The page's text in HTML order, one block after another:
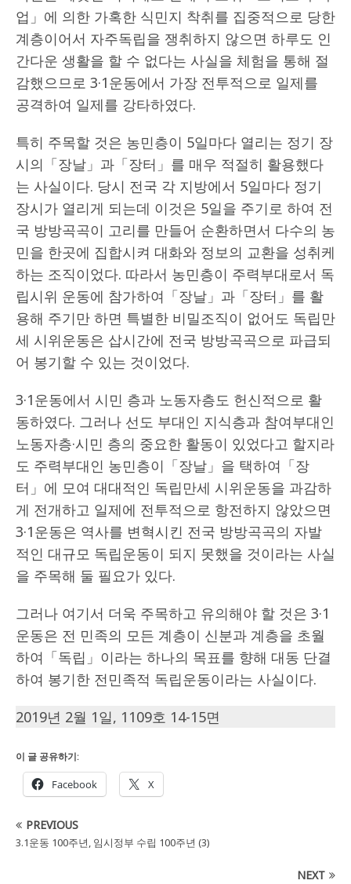
업」에 의한 가혹한 식민지 착취를 집중적으로 당한
계층이어서 자주독립을 쟁취하지 않으면 하루도 인
간다운 생활을 할 수 없다는 사실을 체험을 통해 절
감했으므로 3·1운동에서 가장 전투적으로 일제를
공격하여 일제를 강타하였다.
특히 주목할 것은 농민층이 5일마다 열리는 정기 장
시의「장날」과「장터」를 매우 적절히 활용했다
는 사실이다. 당시 전국 각 지방에서 5일마다 정기
장시가 열리게 되는데 이것은 5일을 주기로 하여 전
국 방방곡곡이 고리를 만들어 순환하면서 다수의 농
민을 한곳에 집합시켜 대화와 정보의 교환을 성취케
하는 조직이었다. 따라서 농민층이 주력부대로서 독
립시위 운동에 참가하여「장날」과「장터」를 활
용해 주기만 하면 특별한 비밀조직이 없어도 독립만
세 시위운동은 삽시간에 전국 방방곡곡으로 파급되
어 봉기할 수 있는 것이었다.
3·1운동에서 시민 층과 노동자층도 헌신적으로 활
동하였다. 그러나 선도 부대인 지식층과 참여부대인
노동자층·시민 층의 중요한 활동이 있었다고 할지라
도 주력부대인 농민층이「장날」을 택하여「장
터」에 모여 대대적인 독립만세 시위운동을 과감하
게 전개하고 일제에 전투적으로 항전하지 않았으면
3·1운동은 역사를 변혁시킨 전국 방방곡곡의 자발
적인 대규모 독립운동이 되지 못했을 것이라는 사실
을 주목해 둘 필요가 있다.
그러나 여기서 더욱 주목하고 유의해야 할 것은 3·1
운동은 전 민족의 모든 계층이 신분과 계층을 초월
하여「독립」이라는 하나의 목표를 향해 대동 단결
하여 봉기한 전민족적 독립운동이라는 사실이다.
2019년 2월 1일, 1109호 14-15면
이 글 공유하기:
Facebook X
PREVIOUS
3.1운동 100주년, 임시정부 수립 100주년 (3)
NEXT